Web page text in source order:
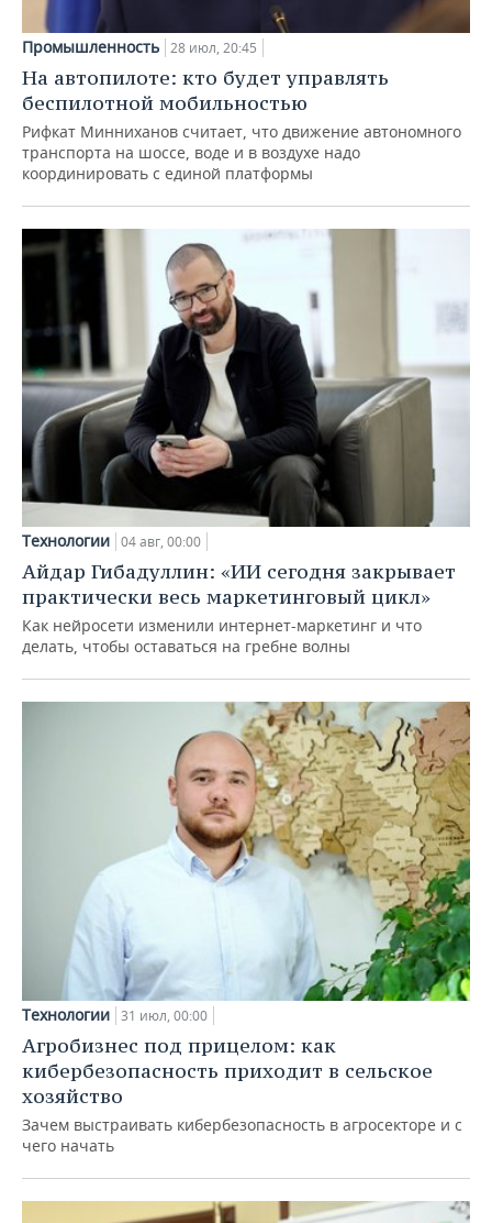
Промышленность 28 июл, 20:45
На автопилоте: кто будет управлять
беспилотной мобильностью
Рифкат Минниханов считает, что движение автономного
транспорта на шоссе, воде и в воздухе надо
координировать с единой платформы
Технологии 04 авг, 00:00
Айдар Гибадуллин: «ИИ сегодня закрывает
практически весь маркетинговый цикл»
Как нейросети изменили интернет-маркетинг и что
делать, чтобы оставаться на гребне волны
Технологии 31 июл, 00:00
Агробизнес под прицелом: как
кибербезопасность приходит в сельское
хозяйство
Зачем выстраивать кибербезопасность в агросекторе и с
чего начать